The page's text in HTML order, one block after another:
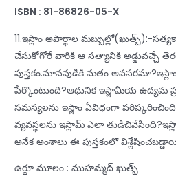
ISBN : 81-86826-05-X
11.ఇస్లాం అపార్థాల మబ్బుల్లో(ఖుత్బ్‌):-
చేసుకోగోరే వారికి ఆ సత్యానికి అడ్డువచ్చే
పుస్తకం.మానవుడికి మతం అవసరమా?ఇస్లాం
పేర్కొంటుంది?ఆధునిక ఇస్లామీయ ఉద్యమ
సమస్యలను ఇస్లాం ఏవిధంగా
వ్యవస్థలను ఇస్లామ్‌ ఎలా
అనేక అంశాలు ఈ పుస్తకంలో
ఉర్దూ మూలం : ముహమ్మద్‌ ఖుత్బ్‌